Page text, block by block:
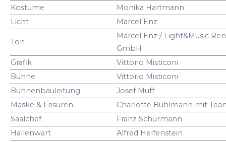
Kostüme
Monika Hartmann
Licht
Marcel Enz
Ton
Marcel Enz / Light&Music
GmbH
Grafik
Vittorio Misticoni
Bühne
Vittorio Misticoni
Bühnenbauleitung
Josef Muff
Maske & Frisuren
Charlotte Bühlmann mit
Saalchef
Franz Schürmann
Hallenwart
Alfred Helfenstein